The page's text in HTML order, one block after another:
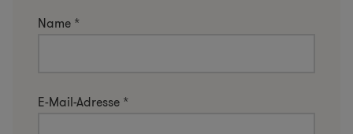
Name *
E-Mail-Adresse *